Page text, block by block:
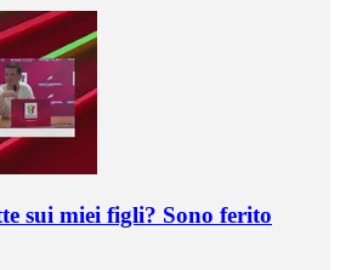
sui miei figli? Sono ferito